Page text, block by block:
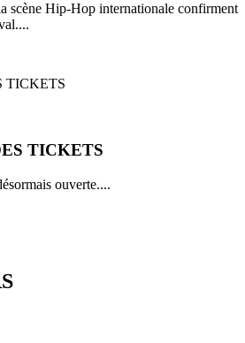
scène Hip-Hop internationale confirment
TICKETS
ouverte....